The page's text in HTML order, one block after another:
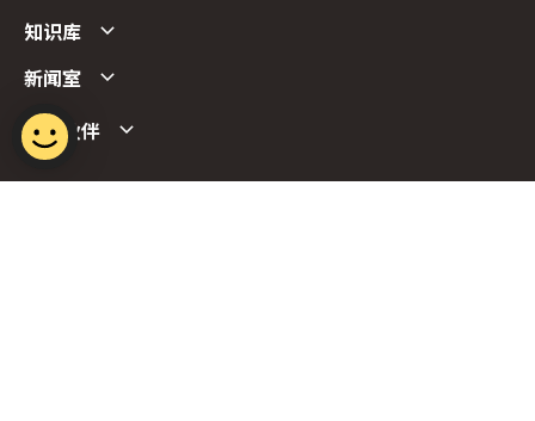
知识库
新闻室
合作伙伴